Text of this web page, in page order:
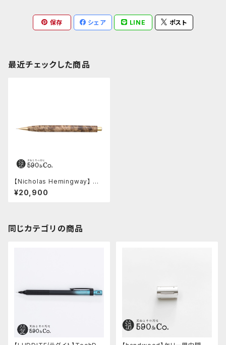
保存 シェア LINE ポスト
最近チェックした商品
【Nicholas Hemingway】 シ
ャープペンシル0.5mm(キャンフ
ァー・バール)
¥20,900
同じカテゴリの商品